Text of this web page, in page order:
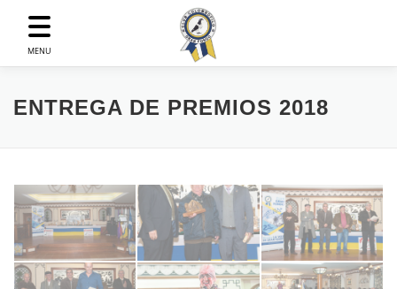
MENU
contenido
ENTREGA DE PREMIOS 2018